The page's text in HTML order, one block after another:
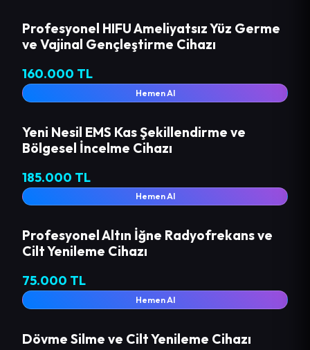
Profesyonel HIFU Ameliyatsız Yüz Germe
ve Vajinal Gençleştirme Cihazı
160.000 TL
Hemen Al
Yeni Nesil EMS Kas Şekillendirme ve
Bölgesel İncelme Cihazı
185.000 TL
Hemen Al
Profesyonel Altın İğne Radyofrekans ve
Cilt Yenileme Cihazı
75.000 TL
Hemen Al
Dövme Silme ve Cilt Yenileme Cihazı